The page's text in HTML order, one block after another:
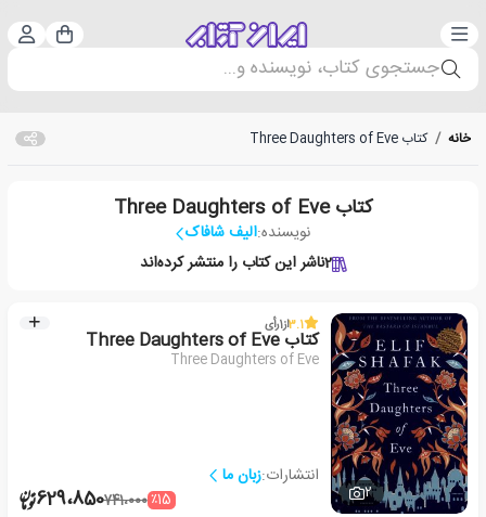
دسته‌بندی سبد
جستجوی کتاب، نویسنده و...
خانه / کتاب Three Daughters of Eve
کتاب Three Daughters of Eve
نویسنده:الیف شافاک
2ناشر این کتاب را منتشر کرده‌اند
2
3.1از1رأی
کتاب Three Daughters of Eve
Three Daughters of Eve
انتشارات:زبان ما
٪15741،000629،850